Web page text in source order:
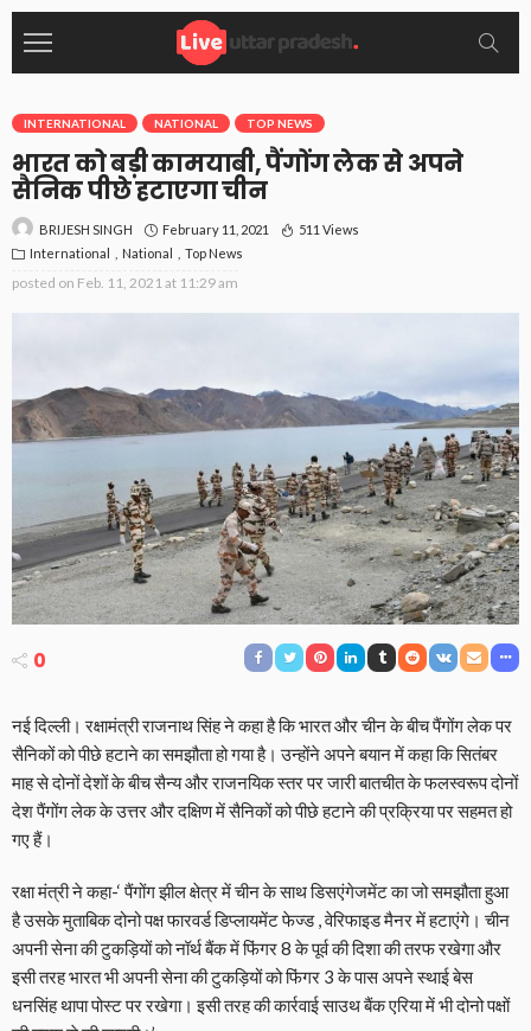
INTERNATIONAL NATIONAL TOP NEWS
भारत को बड़ी कामयाबी, पैंगोंग लेक से अपने
सैनिक पीछे हटाएगा चीन
BRIJESH SINGH February 11, 2021
511 Views
International
National Top News
posted on Feb. 11, 2021 at 11:29 am
0
नई दिल्ली। रक्षामंत्री राजनाथ सिंह ने कहा है कि भारत और चीन के बीच पैंगोंग लेक पर
सैनिकों को पीछे हटाने का समझौता हो गया है। उन्होंने अपने बयान में कहा कि सितंबर
माह से दोनों देशों के बीच सैन्य और राजनयिक स्तर पर जारी बातचीत के फलस्वरूप दोनों
देश पैंगोंग लेक के उत्तर और दक्षिण में सैनिकों को पीछे हटाने की प्रक्रिया पर सहमत हो
गए हैं।
रक्षा मंत्री ने कहा-‘ पैंगोंग झील क्षेत्र में चीन के साथ डिसएंगेजमेंट का जो समझौता हुआ
है उसके मुताबिक दोनो पक्ष फारवर्ड डिप्लायमेंट फेज्ड , वेरिफाइड मैनर में हटाएंगे। चीन
अपनी सेना की टुकड़ियों को नॉर्थ बैंक में फिंगर 8 के पूर्व की दिशा की तरफ रखेगा और
इसी तरह भारत भी अपनी सेना की टुकड़ियों को फिंगर 3 के पास अपने स्थाई बेस
धनसिंह थापा पोस्ट पर रखेगा। इसी तरह की कार्रवाई साउथ बैंक एरिया में भी दोनो पक्षों